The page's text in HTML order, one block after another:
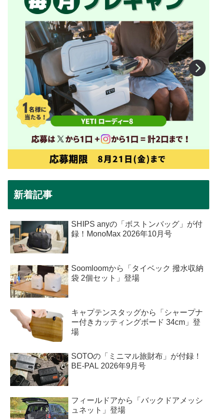
新着記事
SHIPS anyの「ボストンバッグ」が付
録！MonoMax 2026年10月号
Soomloomから「タイベック 撥水収納
袋 2個セット」登場
キャプテンスタッグから「シャープナ
ー付きカッティングボード 34cm」登
場
SOTOの「ミニマル旅財布」が付録！
BE-PAL 2026年9月号
フィールドアから「バックドアメッシ
ュネット」登場